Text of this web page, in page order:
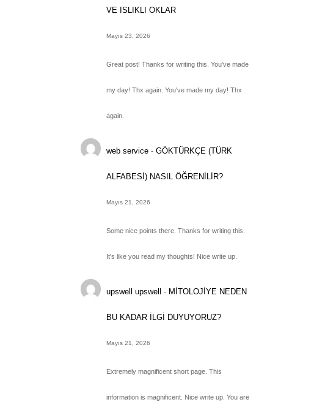
VE ISLIKLI OKLAR
Mayıs 23, 2026
Great post! Thanks for writing this. You've made
my day! Thx again. You've made my day! Thx
again.
web service -GÖKTÜRKÇE (TÜRK
ALFABESİ) NASIL ÖĞRENİLİR?
Mayıs 21, 2026
Some nice points there. Thanks for writing this.
It's like you read my thoughts! Nice write up.
upswell upswell - MİTOLOJİYE NEDEN
BU KADAR İLGİ DUYUYORUZ?
Mayıs 21, 2026
Extremely magnificent short page. This
information is magnificent. Nice write up. You are